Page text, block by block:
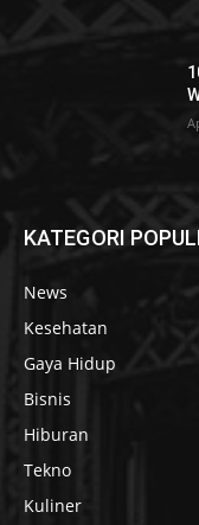
KATEGORI
News
Kesehatan
Gaya Hidup
Bisnis
Hiburan
Tekno
Kuliner